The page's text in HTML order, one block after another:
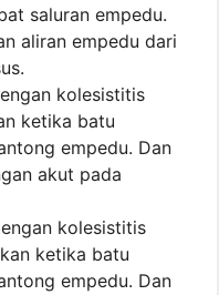
saluran empedu.
aliran empedu dari
kolesistitis
ketika batu
empedu. Dan
akut pada
kolesistitis
ketika batu
empedu. Dan